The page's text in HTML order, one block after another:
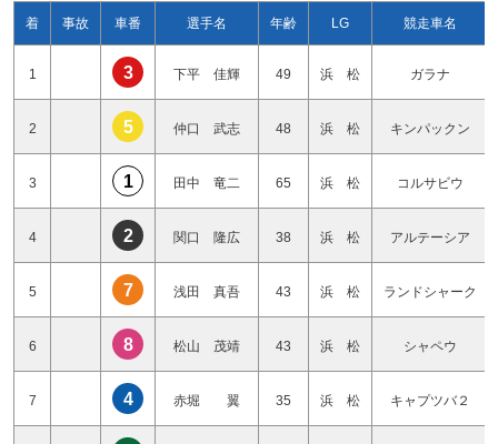
着 事故 車番 選手名 年齢 LG 競走車名
1 3 下平 佳輝 49 浜 松 ガラナ
2 5 仲口 武志 48 浜 松 キンパックン
3 1 田中 竜二 65 浜 松 コルサビウ
4 2 関口 隆広 38 浜 松 アルテーシア
5 7 浅田 真吾 43 浜 松 ランドシャーク
6 8 松山 茂靖 43 浜 松 シャペウ
7 4 赤堀 翼 35 浜 松 キャプツバ２